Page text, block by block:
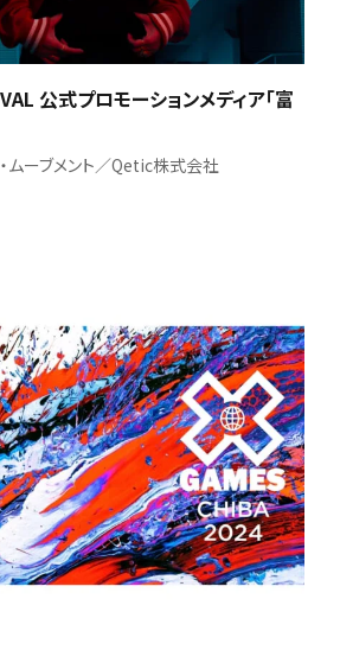
公式プロモーションメディア「富
ムーブメント／Qetic株式会社